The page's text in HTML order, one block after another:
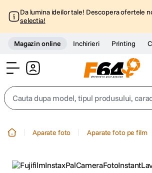
Da lumina ideilor tale! Descopera ofertele
selectia!
Magazin online Inchirieri Printing
Cauta dupa model, tipul produsului,
Aparate foto Aparate foto pe film